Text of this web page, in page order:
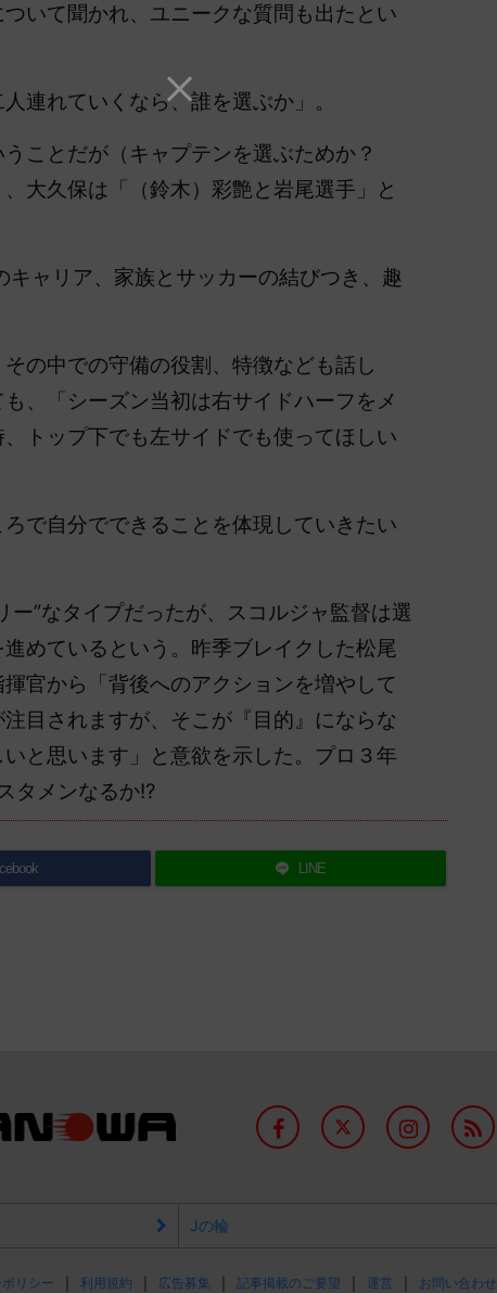
いて聞かれ、ユニークな質問も出たとい
連れていくなら、誰を選ぶか」。
ことだが（キャプテンを選ぶためか？
大久保は「（鈴木）彩艶と岩尾選手」と
ャリア、家族とサッカーの結びつき、趣
の中での守備の役割、特徴なども話し
、「シーズン当初は右サイドハーフをメ
トップ下でも左サイドでも使ってほしい
自分でできることを体現していきたい
”なタイプだったが、スコルジャ監督は選
めているという。昨季ブレイクした松尾
官から
「背後へのアクションを増やして
目されますが、そこが『目的』にならな
と思います」と意欲を示した。プロ３年
タメンなるか!?
LINE
Jの輪
リシー 利用規約 広告募集 記事掲載のご要望 運営 お問い合わせ